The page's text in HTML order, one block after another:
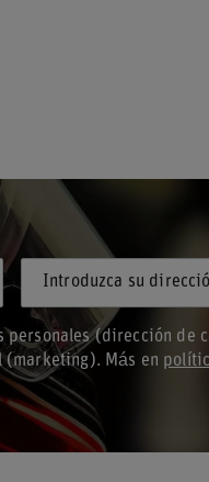
(dirección de
(marketing). Más en